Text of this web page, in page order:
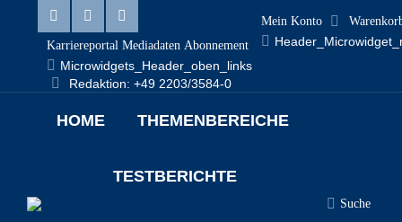
Linkedin
page
opens
in
Facebook
page
opens
in
X
page
opens
Karriereportal Mediadaten Abonnement
Microwidgets_Header_oben_links
Redaktion: +49 2203/3584-0
Mein Konto
HOME THEMENBEREICHE
TESTBERICHTE
Search:
Suche